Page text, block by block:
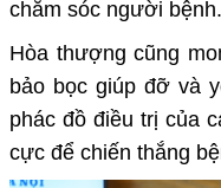
chăm sóc người bệnh.
Hòa thượng cũng
bảo bọc giúp đỡ và
phác đồ điều trị của
cực để chiến thắng